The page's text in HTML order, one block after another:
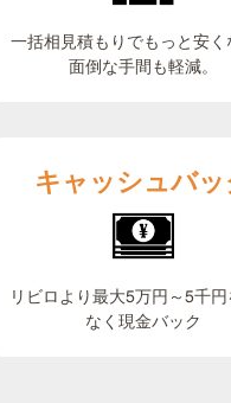
一括相見積もりでもっと安く
面倒な手間も軽減。
キャッシュバッ
リビロより最大5万円～5千
なく現金バック